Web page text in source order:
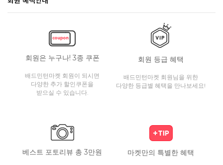
회원은 누구나! 3종 쿠폰
배드민턴마켓 회원이 되시면
다양한 추가 할인쿠폰을
받으실 수 있습니다.
회원 등급 혜택
배드민턴마켓 회원님을 위한
다양한 등급별 혜택을 만나보세요!
베스트 포토리뷰 총 3만원 마켓만의 특별한 혜택